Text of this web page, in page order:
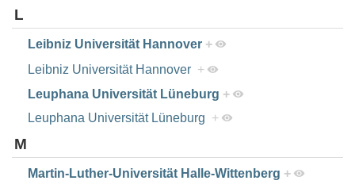
L
Leibniz Universität Hannover +
Leibniz Universität Hannover +
Leuphana Universität Lüneburg +
Leuphana Universität Lüneburg +
M
Martin-Luther-Universität Halle-Wittenberg +